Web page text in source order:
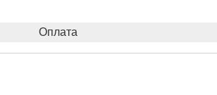
Оплата